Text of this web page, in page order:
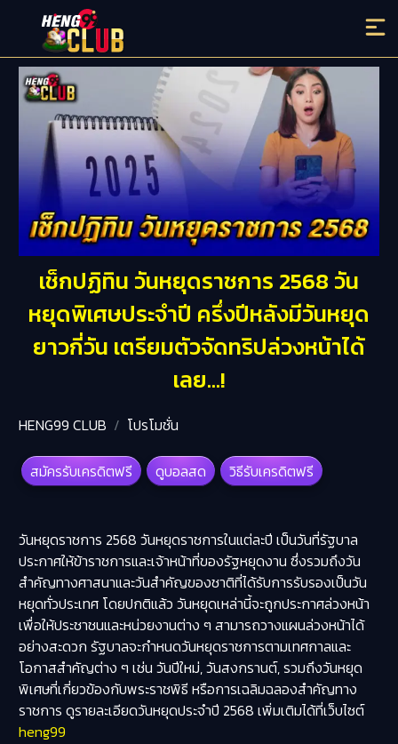
เช็กปฏิทิน วันหยุดราชการ 2568 วัน
หยุดพิเศษประจำปี ครึ่งปีหลังมีวันหยุด
ยาวกี่วัน เตรียมตัวจัดทริปล่วงหน้าได้
เลย…!
HENG99 CLUB โปรโมชั่น
สมัครรับเครดิตฟรี ดูบอลสด วิธีรับเครดิตฟรี
วันหยุดราชการ 2568 วันหยุดราชการในแต่ละปี เป็นวันที่รัฐบาล
ประกาศให้ข้าราชการและเจ้าหน้าที่ของรัฐหยุดงาน ซึ่งรวมถึงวัน
สำคัญทางศาสนาและวันสำคัญของชาติที่ได้รับการรับรองเป็นวัน
หยุดทั่วประเทศ โดยปกติแล้ว วันหยุดเหล่านี้จะถูกประกาศล่วงหน้า
เพื่อให้ประชาชนและหน่วยงานต่าง ๆ สามารถวางแผนล่วงหน้าได้
อย่างสะดวก รัฐบาลจะกำหนดวันหยุดราชการตามเทศกาลและ
โอกาสสำคัญต่าง ๆ เช่น วันปีใหม่, วันสงกรานต์, รวมถึงวันหยุด
พิเศษที่เกี่ยวข้องกับพระราชพิธี หรือการเฉลิมฉลองสำคัญทาง
ราชการ ดูรายละเอียดวันหยุดประจำปี 2568 เพิ่มเติมได้ที่เว็บไซต์
heng99